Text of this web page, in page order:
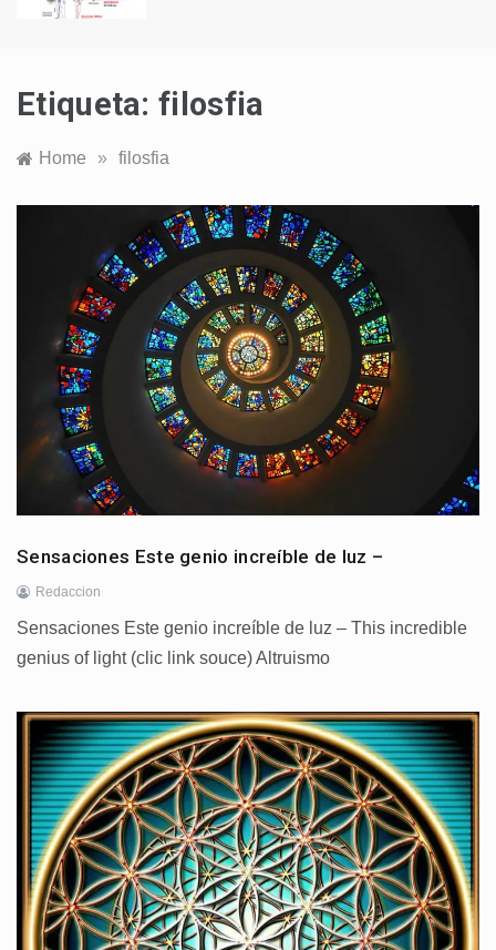
Etiqueta:filosfia
Home » filosfia
Sensaciones Este genio increíble de luz –
Redaccion
Sensaciones Este genio increíble de luz – This incredible
genius of light (clic link souce) Altruismo